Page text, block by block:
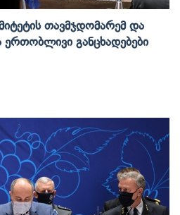
Თავმჯდომარემ Და
Ერთობლივი Განცხადებები